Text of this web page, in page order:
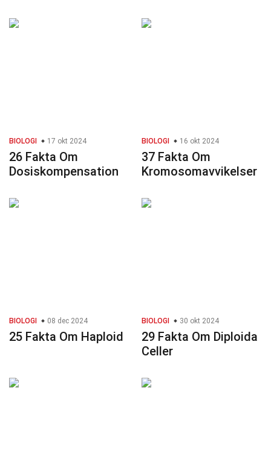
BIOLOGI 17 okt 2024
26 Fakta Om
Dosiskompensation
BIOLOGI 16 okt 2024
37 Fakta Om
Kromosomavvikelser
BIOLOGI 08 dec 2024
25 Fakta Om Haploid
BIOLOGI 30 okt 2024
29 Fakta Om Diploida
Celler